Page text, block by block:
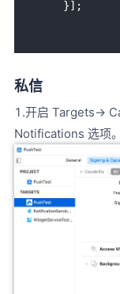
私信
1.开启 Targets->
Notifications 选项。